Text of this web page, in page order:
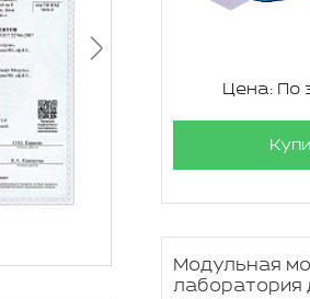
Цена: По
Модульная
лаборатория